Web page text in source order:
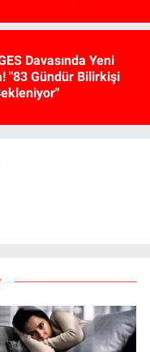
Davasında Yeni
"83 Gündür Bilirkişi